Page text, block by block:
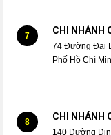
7 CHI NHÁNH
74 Đường Đại
Phố Hồ Chí
8 CHI NHÁNH
140 Đường